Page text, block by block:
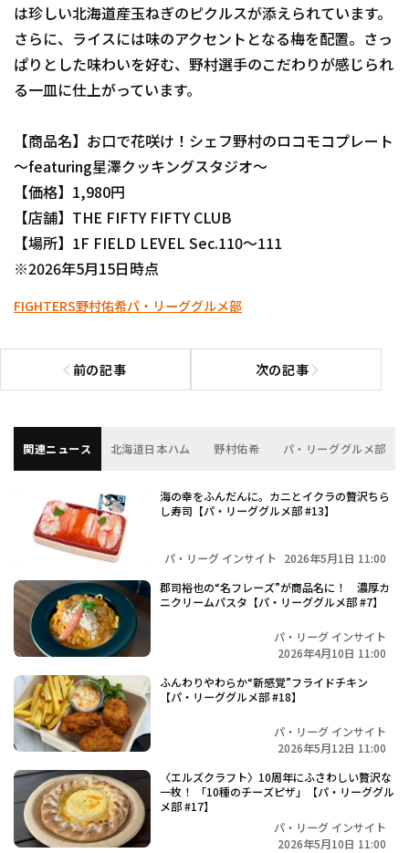
利用規約
運営会社（別ウィンドウで開く） よくある質問
特定商取引法の表示 アルバイト募集
は珍しい北海道産玉ねぎのピクルスが添えられています。
さらに、ライスには味のアクセントとなる梅を配置。さっ
ぱりとした味わいを好む、野村選手のこだわりが感じられ
る一皿に仕上がっています。
【商品名】お口で花咲け！シェフ野村のロコモコプレート
～featuring星澤クッキングスタジオ～
【価格】1,980円
【店舗】THE FIFTY FIFTY CLUB
【場所】1F FIELD LEVEL Sec.110～111
※2026年5月15日時点
FIGHTERS野村佑希パ・リーググルメ部
前の記事
前の記事へ 次の記事次の記事へ
関連ニュース 北海道日本ハム 野村佑希 パ・リーググルメ部
海の幸をふんだんに。カニとイクラの贅沢ちら
し寿司【パ・リーググルメ部 #13】
パ・リーグ インサイト 2026年5月1日 11:00
郡司裕也の“名フレーズ”が商品名に！ 濃厚カ
ニクリームパスタ【パ・リーググルメ部 #7】
パ・リーグ インサイト
2026年4月10日 11:00
ふんわりやわらか“新感覚”フライドチキン
【パ・リーググルメ部 #18】
パ・リーグ インサイト
2026年5月12日 11:00
〈エルズクラフト〉10周年にふさわしい贅沢な
一枚！ 「10種のチーズピザ」【パ・リーググル
メ部 #17】
パ・リーグ インサイト
2026年5月10日 11:00